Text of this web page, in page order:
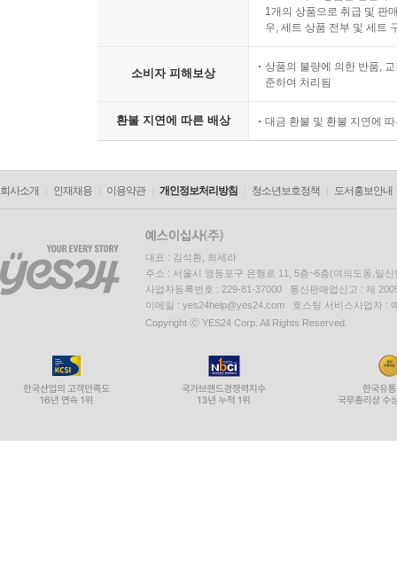
1개의 상품으로 취급 및 판
우, 세트 상품 전부 및 세트
소비자 피해보상
상품의 불량에 의한 반품,
준하여 처리됨
환불 지연에 따른 배상 대금 환불 및 환불 지연에
회사소개 인재채용 이용약관 개인정보처리방침 청소년보호정책 도서홍보안내
대표 : 김석환, 최세라
주소 : 서울시 영등포구 은행로 11, 5층~6층(여의도동,일신
사업자등록번호 : 229-81-37000 통신판매업신고 : 제
이메일 : yes24help@yes24.com 호스팅 서비스사업자 :
Copyright ⓒ YES24 Corp. All Rights Reserved.